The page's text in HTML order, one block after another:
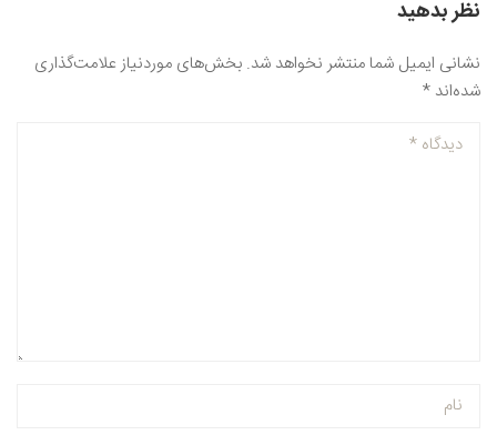
نظر بدهید
نشانی ایمیل شما منتشر نخواهد شد. بخش‌های موردنیاز علامت‌گذاری
شده‌اند *